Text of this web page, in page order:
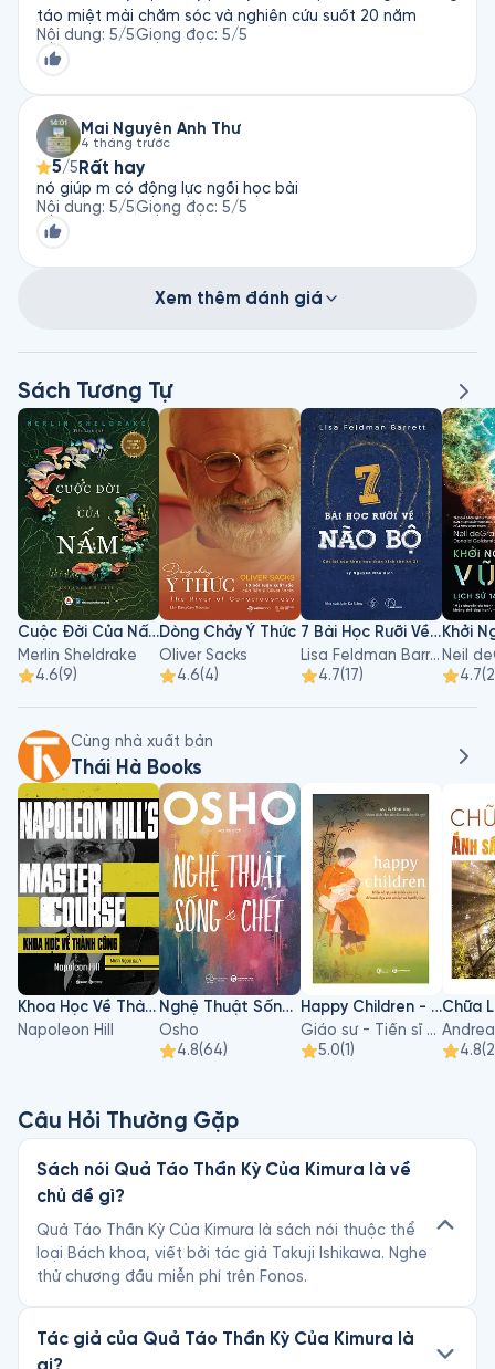
táo miệt mài chăm sóc và nghiên cứu suốt 20 năm
Nội dung: 5/5Giọng đọc: 5/5
Mai Nguyễn Anh Thư
4 tháng trước
5/5 Rất hay
nó giúp m có động lực ngồi học bài
Nội dung: 5/5Giọng đọc: 5/5
Xem thêm đánh giá
Sách Tương Tự
Cuộc Đời Của Nấm
Merlin Sheldrake
4.6(9)
Dòng Chảy Ý Thức
Oliver Sacks
4.6(4)
7 Bài Học Rưỡi Về Não Bộ
Lisa Feldman Barrett
4.7(17) 4.7(
Cùng nhà xuất bản
Thái Hà Books
Khoa Học Về Thành Công
Napoleon Hill
Nghệ Thuật Sống Và Chết
Osho
4.8(64)
Happy Children - Hiểu Về Sự Phát Triển Của Trẻ Để Nuôi Dạy Con An Lạc Và Hạnh Phúc
Giáo sư - Tiến sĩ Hà Vĩnh Thọ
5.0(1)
4.8(
Câu Hỏi Thường Gặp
Sách nói Quả Táo Thần Kỳ Của Kimura là về
chủ đề gì?
Quả Táo Thần Kỳ Của Kimura là sách nói thuộc thể
loại Bách khoa, viết bởi tác giả Takuji Ishikawa. Nghe
thử chương đầu miễn phí trên Fonos.
Tác giả của Quả Táo Thần Kỳ Của Kimura là
ai?